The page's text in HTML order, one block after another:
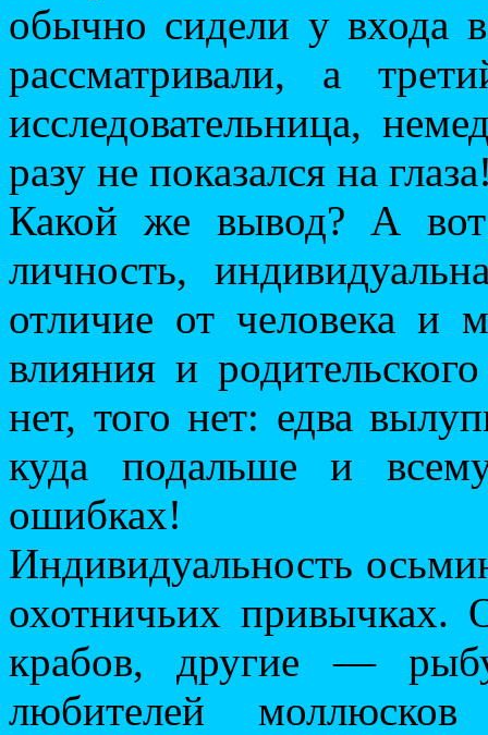
обычно сидели у входа
рассматривали, а
исследовательница,
разу не показался на
Какой же вывод? А
личность,
отличие от человека и
влияния и
нет, того нет: едва
куда подальше и
ошибках!
Индивидуальность
охотничьих привычках.
крабов, другие —
любителей